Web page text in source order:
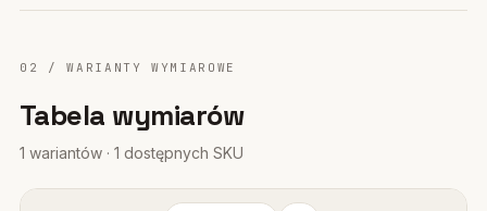
02 / WARIANTY WYMIAROWE
Tabela wymiarów
1 wariantów · 1 dostępnych SKU